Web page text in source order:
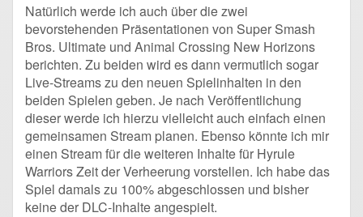
Natürlich werde ich auch über die zwei
bevorstehenden Präsentationen von Super Smash
Bros. Ultimate und Animal Crossing New Horizons
berichten. Zu beiden wird es dann vermutlich sogar
Live-Streams zu den neuen Spielinhalten in den
beiden Spielen geben. Je nach Veröffentlichung
dieser werde ich hierzu vielleicht auch einfach einen
gemeinsamen Stream planen. Ebenso könnte ich mir
einen Stream für die weiteren Inhalte für Hyrule
Warriors Zeit der Verheerung vorstellen. Ich habe das
Spiel damals zu 100% abgeschlossen und bisher
keine der DLC-Inhalte angespielt.